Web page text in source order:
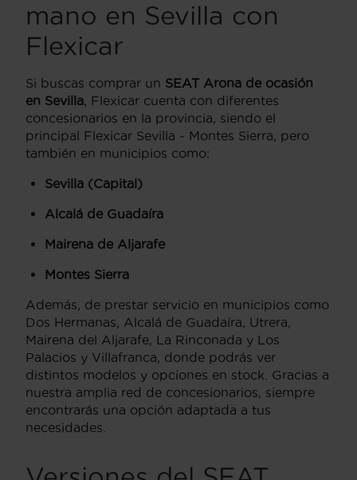
mano en Sevilla con
Flexicar
Si buscas comprar un SEAT Arona de ocasión
en Sevilla , Flexicar cuenta con diferentes
concesionarios en la provincia, siendo el
principal Flexicar Sevilla - Montes Sierra, pero
también en municipios como:
Sevilla (Capital)
Alcalá de Guadaíra
Mairena de Aljarafe
Montes Sierra
Además, de prestar servicio en municipios como
Dos Hermanas, Alcalá de Guadaíra, Utrera,
Mairena del Aljarafe, La Rinconada y Los
Palacios y Villafranca, donde podrás ver
distintos modelos y opciones en stock. Gracias a
nuestra amplia red de concesionarios, siempre
encontrarás una opción adaptada a tus
necesidades.